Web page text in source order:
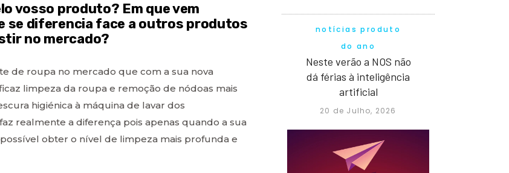
vosso produto? Em que vem
se diferencia face a outros produtos
no mercado?
de roupa no mercado que com a sua nova
limpeza da roupa e remoção de nódoas mais
higiénica à máquina de lavar dos
realmente a diferença pois apenas quando a sua
obter o nível de limpeza mais profunda e
notícias produto
do ano
Neste verão a NOS não
dá férias à inteligência
artificial
20 de Julho, 2026